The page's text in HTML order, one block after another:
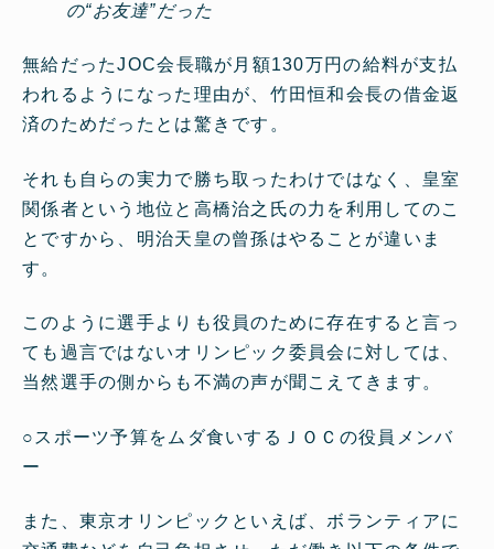
の“お友達”だった
無給だったJOC会長職が月額130万円の給料が支払
われるようになった理由が、竹田恒和会長の借金返
済のためだったとは驚きです。
それも自らの実力で勝ち取ったわけではなく、皇室
関係者という地位と高橋治之氏の力を利用してのこ
とですから、明治天皇の曾孫はやることが違いま
す。
このように選手よりも役員のために存在すると言っ
ても過言ではないオリンピック委員会に対しては、
当然選手の側からも不満の声が聞こえてきます。
○ スポーツ予算をムダ食いするＪＯＣの役員メンバ
ー
また、東京オリンピックといえば、ボランティアに